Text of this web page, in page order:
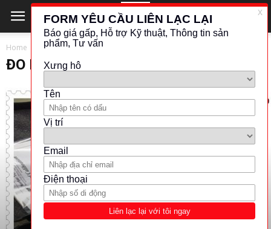
Home ĐO LỰC - MOMEN
ĐO LỰC - MOMEN